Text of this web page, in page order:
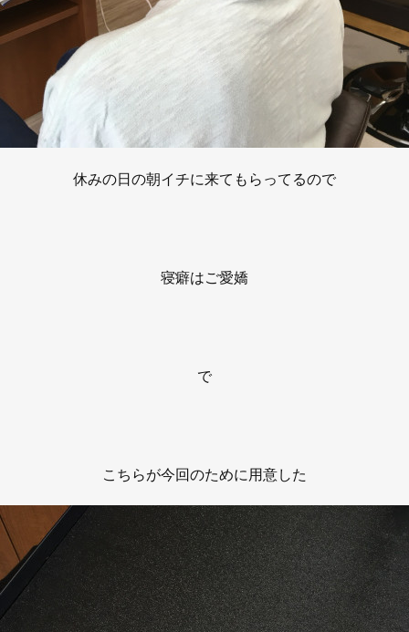
休みの日の朝イチに来てもらってるので
寝癖はご愛嬌
で
こちらが今回のために用意した